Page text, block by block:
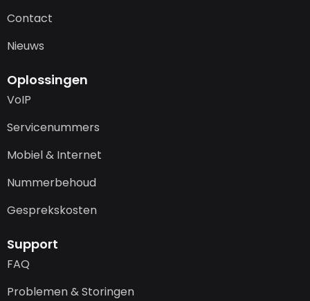
Contact
Nieuws
Oplossingen
VoIP
Servicenummers
Mobiel & Internet
Nummerbehoud
Gesprekskosten
Support
FAQ
Problemen & Storingen